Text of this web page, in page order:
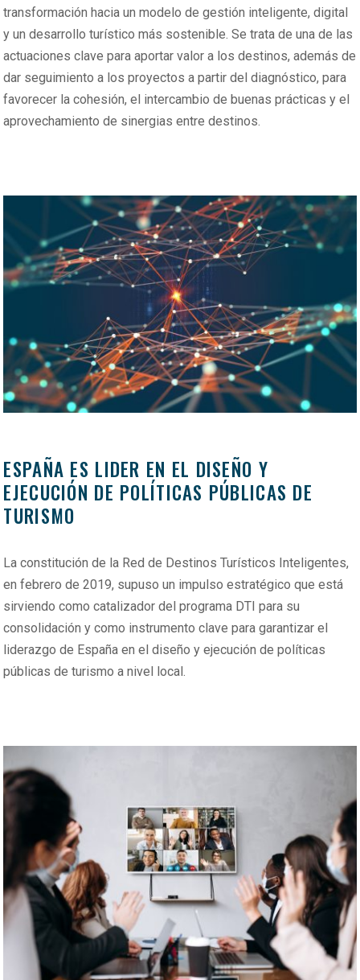
transformación hacia un modelo de gestión inteligente, digital
y un desarrollo turístico más sostenible. Se trata de una de las
actuaciones clave para aportar valor a los destinos, además de
dar seguimiento a los proyectos a partir del diagnóstico, para
favorecer la cohesión, el intercambio de buenas prácticas y el
aprovechamiento de sinergias entre destinos.
ESPAÑA ES LIDER EN EL DISEÑO Y
EJECUCIÓN DE POLÍTICAS PÚBLICAS DE
TURISMO
La constitución de la Red de Destinos Turísticos Inteligentes,
en febrero de 2019, supuso un impulso estratégico que está
sirviendo como catalizador del programa DTI para su
consolidación y como instrumento clave para garantizar el
liderazgo de España en el diseño y ejecución de políticas
públicas de turismo a nivel local.